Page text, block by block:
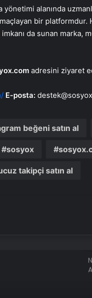
alanında
bir
imkanı da sunan marka,
adresini ziyaret
E-posta:
beğeni satın al
sosyox
takipçi satın al